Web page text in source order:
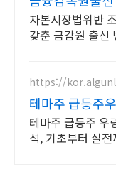
자본시장법위반
갖춘 금감원 출신
https://
테마주 급등주
우량주 무료 공
테마주 급등주 우
석, 기초부터 실